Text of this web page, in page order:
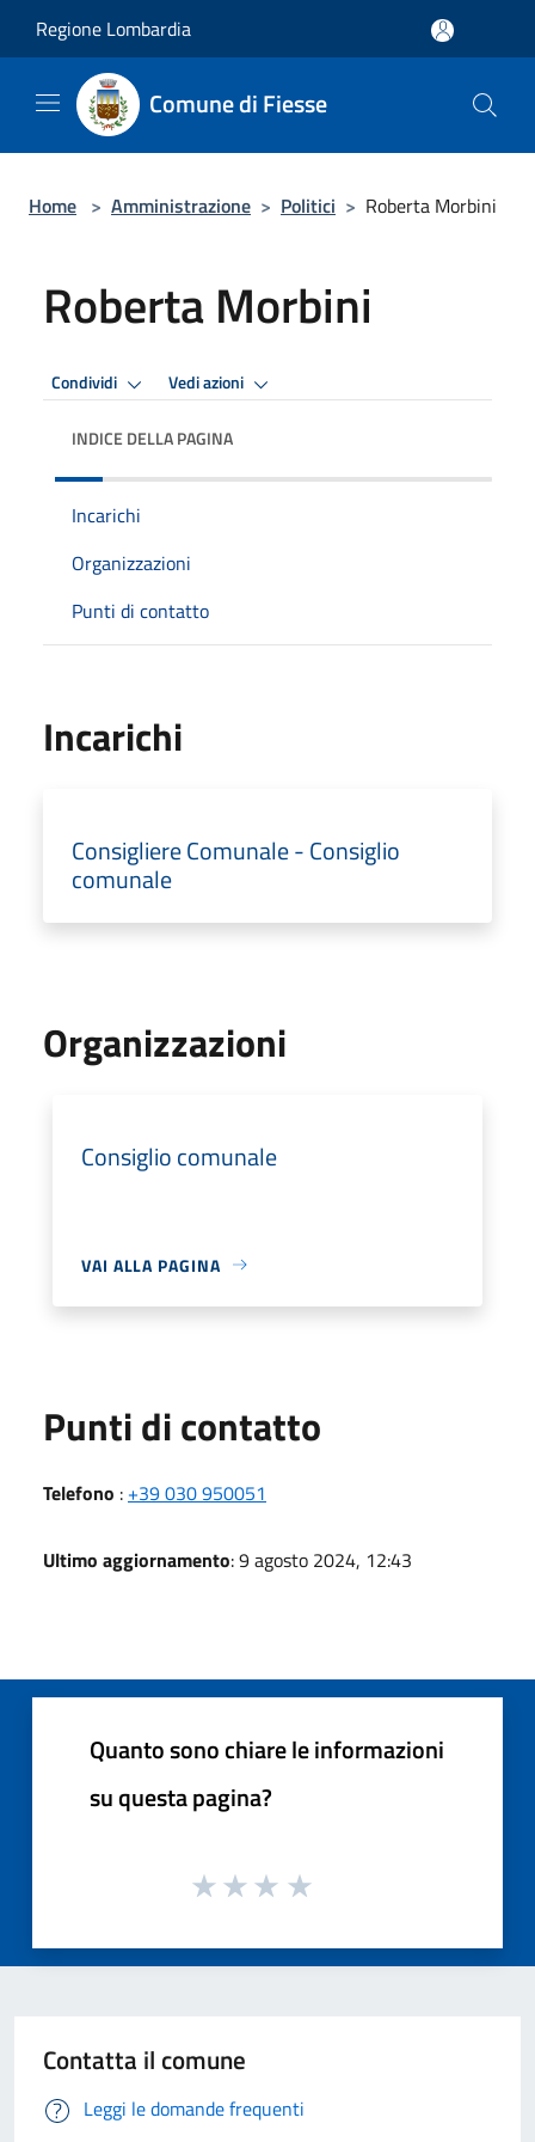
Regione Lombardia
Comune di Fiesse
Home > Amministrazione > Politici > Roberta Morbini
Roberta Morbini
Condividi Vedi azioni
INDICE DELLA PAGINA
Incarichi
Organizzazioni
Punti di contatto
Incarichi
Consigliere Comunale - Consiglio
comunale
Organizzazioni
Consiglio comunale
VAI ALLA PAGINA
Punti di contatto
Telefono : +39 030 950051
Ultimo aggiornamento: 9 agosto 2024, 12:43
Quanto sono chiare le informazioni
su questa pagina?
Contatta il comune
Leggi le domande frequenti